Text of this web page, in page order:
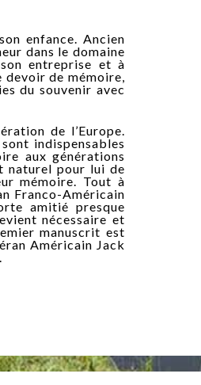
enfance. Ancien
dans le domaine
entreprise et à
devoir de mémoire,
du souvenir avec
de l’Europe.
indispensables
aux générations
naturel pour lui de
mémoire. Tout à
Franco-Américain
amitié presque
nécessaire et
manuscrit est
Américain Jack